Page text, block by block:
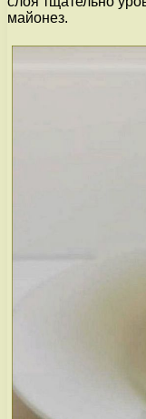
майонез.